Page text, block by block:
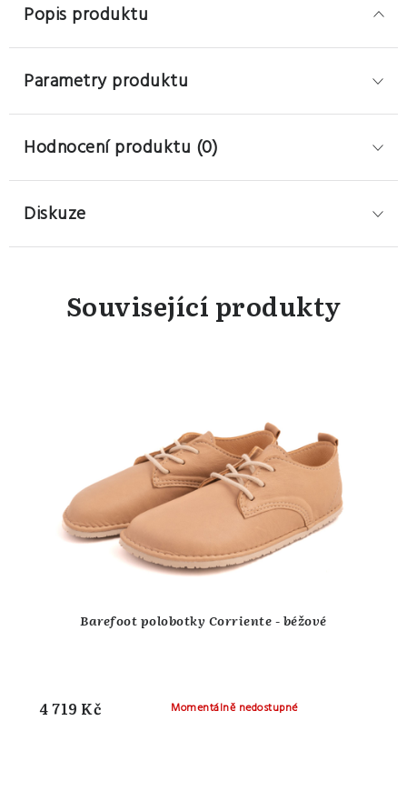
Popis produktu
Parametry produktu
Hodnocení produktu (0)
Diskuze
Související produkty
Barefoot polobotky Corriente - béžové
Momentálně nedostupné
4 719 Kč